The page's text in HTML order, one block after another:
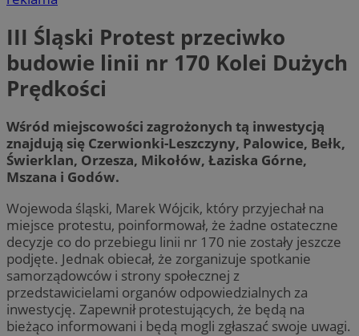
III Śląski Protest przeciwko
budowie linii nr 170 Kolei Dużych
Prędkości
Wśród miejscowości zagrożonych tą inwestycją
znajdują się Czerwionki-Leszczyny, Palowice, Bełk,
Świerklan, Orzesza, Mikołów, Łaziska Górne,
Mszana i Godów.
Wojewoda śląski, Marek Wójcik, który przyjechał na
miejsce protestu, poinformował, że żadne ostateczne
decyzje co do przebiegu linii nr 170 nie zostały jeszcze
podjęte. Jednak obiecał, że zorganizuje spotkanie
samorządowców i strony społecznej z
przedstawicielami organów odpowiedzialnych za
inwestycję. Zapewnił protestujących, że będą na
bieżąco informowani i będą mogli zgłaszać swoje uwagi.